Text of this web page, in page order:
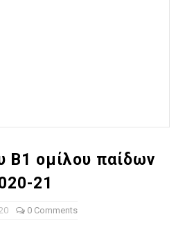
Β1 ομίλου παίδων
21
0 Comments